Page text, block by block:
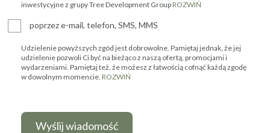
inwestycyjne z grupy Tree Development Group ROZWIŃ
poprzez e-mail, telefon, SMS, MMS
Udzielenie powyższych zgód jest dobrowolne. Pamiętaj jednak, że jej
udzielenie pozwoli Ci być na bieżąco z naszą ofertą, promocjami i
wydarzeniami. Pamiętaj też, że możesz z łatwością cofnąć każdą zgodę
w dowolnym momencie. ROZWIŃ